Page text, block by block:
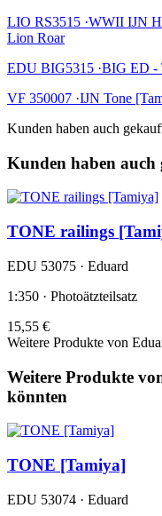
LIO RS3515 ·WWII IJN
Lion Roar
EDU BIG5315 ·BIG ED -
VF 350007 ·IJN Tone
Kunden haben auch
Kunden haben auch
TONE railings
EDU 53075 · Eduard
1:350 · Photoätzteilsatz
15,55 €
Weitere Produkte von
Weitere Produkte
könnten
TONE [Tamiya]
EDU 53074 · Eduard